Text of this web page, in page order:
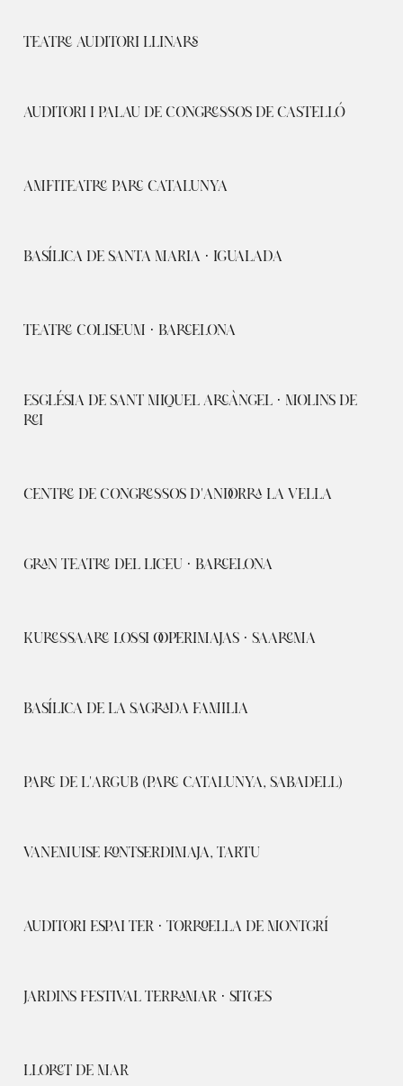
TEATRE AUDITORI LLINARS
AUDITORI I PALAU DE CONGRESSOS DE CASTELLÓ
AMFITEATRE PARC CATALUNYA
BASÍLICA DE SANTA MARIA · IGUALADA
TEATRE COLISEUM · BARCELONA
ESGLÉSIA DE SANT MIQUEL ARCÀNGEL · MOLINS DE
REI
CENTRE DE CONGRESSOS D'ANDORRA LA VELLA
GRAN TEATRE DEL LICEU · BARCELONA
KURESSAARE LOSSI OOPERIMAJAS · SAAREMA
BASÍLICA DE LA SAGRADA FAMILIA
PARC DE L'ARGUB (PARC CATALUNYA, SABADELL)
VANEMUISE KONTSERDIMAJA, TARTU
AUDITORI ESPAI TER · TORROELLA DE MONTGRÍ
JARDINS FESTIVAL TERRAMAR · SITGES
LLORET DE MAR